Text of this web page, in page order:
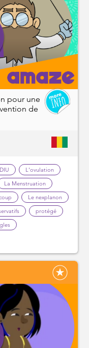
pour une
de
DIU
L'ovulation
La Menstruation
Le nexplanon
protégé